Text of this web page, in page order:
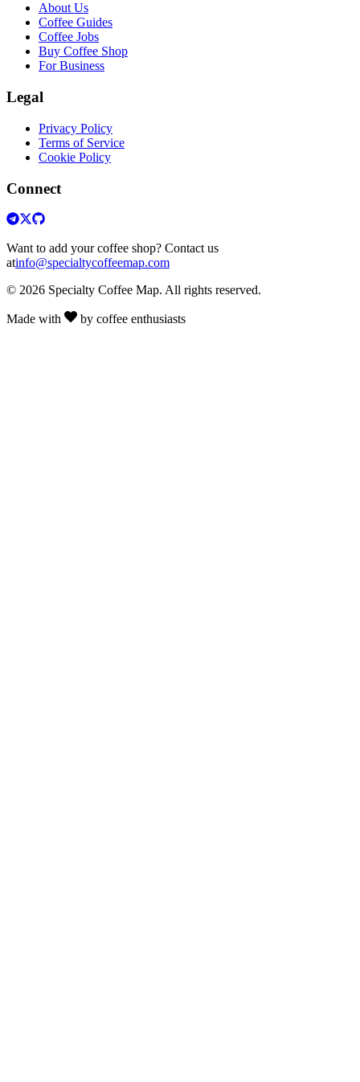
About Us
Coffee Guides
Coffee Jobs
Buy Coffee Shop
For Business
Legal
Privacy Policy
Terms of Service
Cookie Policy
Connect
Want to add your coffee shop? Contact us
atinfo@specialtycoffeemap.com
© 2026 Specialty Coffee Map. All rights reserved.
Made with by coffee enthusiasts